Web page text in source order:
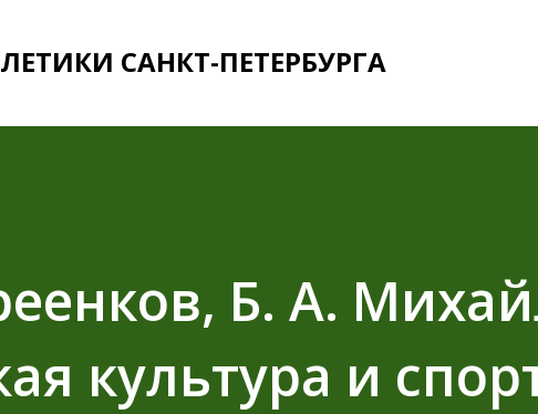
САНКТ-ПЕТЕРБУРГА
Б. А.
культура и